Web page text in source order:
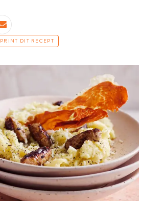
PRINT DIT RECEPT